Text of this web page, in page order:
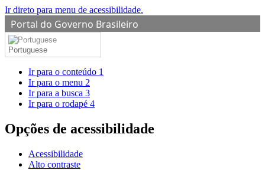
Ir direto para menu de acessibilidade.
Portal do Governo Brasileiro
Portuguese
Ir para o conteúdo 1
Ir para o menu 2
Ir para a busca 3
Ir para o rodapé 4
Opções de acessibilidade
Acessibilidade
Alto contraste